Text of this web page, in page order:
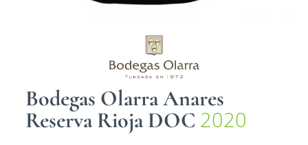
Bodegas Olarra Anares
Reserva Rioja DOC 2020